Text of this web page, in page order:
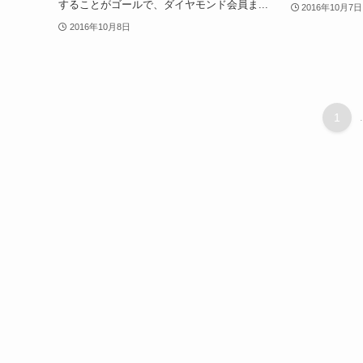
することがゴールで、ダイヤモンド会員ま...
2016年10月8日
2016年10月7日
1